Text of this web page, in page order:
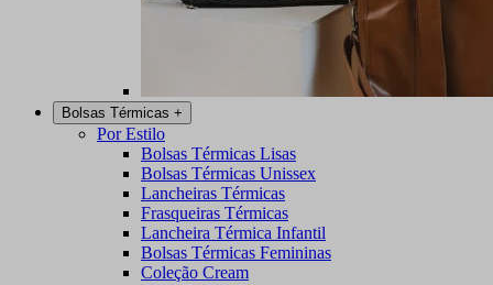
Bolsas Térmicas +
Por Estilo
Bolsas Térmicas Lisas
Bolsas Térmicas Unissex
Lancheiras Térmicas
Frasqueiras Térmicas
Lancheira Térmica Infantil
Bolsas Térmicas Femininas
Coleção Cream